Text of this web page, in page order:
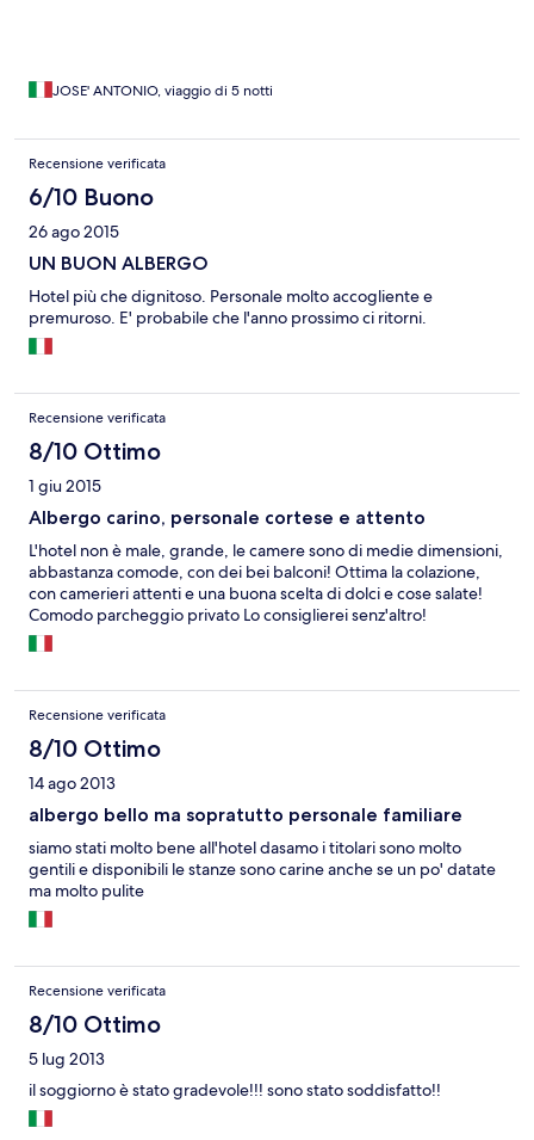
JOSE' ANTONIO, viaggio di 5 notti
Recensione verificata
6/10 Buono
26 ago 2015
UN BUON ALBERGO
Hotel più che dignitoso. Personale molto accogliente e
premuroso. E' probabile che l'anno prossimo ci ritorni.
Recensione verificata
8/10 Ottimo
1 giu 2015
Albergo carino, personale cortese e attento
L'hotel non è male, grande, le camere sono di medie dimensioni,
abbastanza comode, con dei bei balconi! Ottima la colazione,
con camerieri attenti e una buona scelta di dolci e cose salate!
Comodo parcheggio privato Lo consiglierei senz'altro!
Recensione verificata
8/10 Ottimo
14 ago 2013
albergo bello ma sopratutto personale familiare
siamo stati molto bene all'hotel dasamo i titolari sono molto
gentili e disponibili le stanze sono carine anche se un po' datate
ma molto pulite
Recensione verificata
8/10 Ottimo
5 lug 2013
il soggiorno è stato gradevole!!! sono stato soddisfatto!!